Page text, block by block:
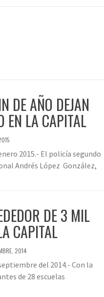
DE AÑO DEJAN
EN LA CAPITAL
2015.- El policía segundo
Andrés López González,
DE 3 MIL
CAPITAL
2014
del 2014.- Con la
de 28 escuelas